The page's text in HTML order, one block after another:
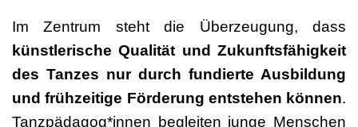
Im Zentrum steht die Überzeugung, dass
künstlerische Qualität und Zukunftsfähigkeit
des Tanzes nur durch fundierte Ausbildung
und frühzeitige Förderung entstehen können.
Tanzpädagog*innen begleiten junge Menschen